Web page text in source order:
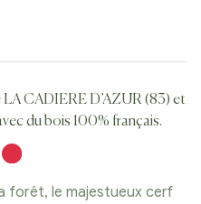
CADIERE D’AZUR (83) et
du bois 100% français.
forêt, le majestueux cerf